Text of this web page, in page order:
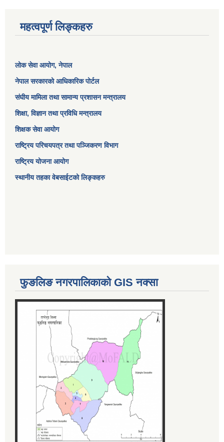
महत्वपूर्ण लिङ्कहरु
लोक सेवा आयोग, नेपाल
नेपाल सरकारको आधिकारिक पोर्टल
संघीय मामिला तथा सामान्य प्रशासन मन्त्रालय
शिक्षा, विज्ञान तथा प्रविधि मन्त्रालय
शिक्षक सेवा आयोग
राष्ट्रिय परिचयपत्र तथा पञ्जिकरण विभाग
राष्ट्रिय योजना आयोग
स्थानीय तहका वेबसाईटको लिङ्कहरु
फुङलिङ नगरपालिकाको GIS नक्सा